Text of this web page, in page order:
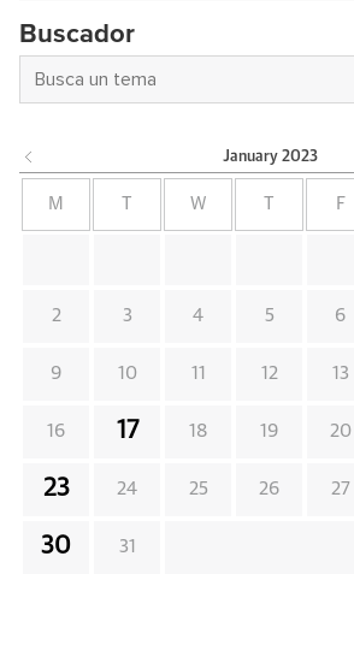
Buscador
January 2023
M W F
2 3 4 5 6
9 10 11 12 13
16 17 18 19 20
23 24 25 26 27
30 31